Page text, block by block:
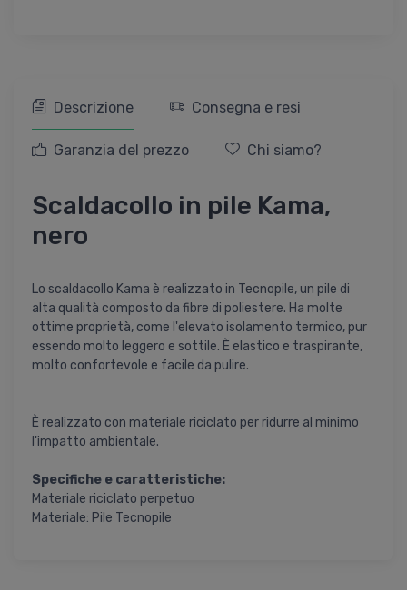
Descrizione Consegna e resi
Garanzia del prezzo Chi siamo?
Scaldacollo in pile Kama,
nero
Lo scaldacollo Kama è realizzato in Tecnopile, un pile di
alta qualità composto da fibre di poliestere. Ha molte
ottime proprietà, come l'elevato isolamento termico, pur
essendo molto leggero e sottile. È elastico e traspirante,
molto confortevole e facile da pulire.
È realizzato con materiale riciclato per ridurre al minimo
l'impatto ambientale.
Specifiche e caratteristiche:
Materiale riciclato perpetuo
Materiale: Pile Tecnopile